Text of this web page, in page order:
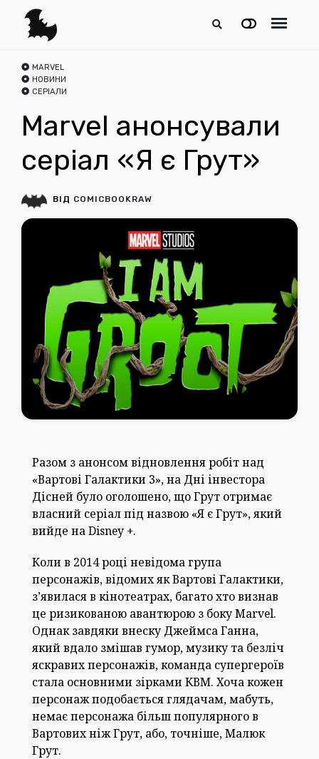
Разом з анонсом відновлення робіт над
«Вартові Галактики 3», на Дні інвестора
Дісней було оголошено, що Грут отримає
власний серіал під назвою «Я є Грут», який
вийде на Disney +.
Коли в 2014 році невідома група
персонажів, відомих як Вартові Галактики,
з’явилася в кінотеатрах, багато хто визнав
це ризикованою авантюрою з боку Marvel.
Однак завдяки внеску Джеймса Ганна,
який вдало змішав гумор, музику та безліч
яскравих персонажів, команда супергероїв
стала основними зірками КВМ. Хоча кожен
персонаж подобається глядачам, мабуть,
немає персонажа більш популярного в
Вартових ніж Грут, або, точніше, Малюк
Грут.
MARVEL
НОВИНИ
СЕРІАЛИ
Marvel анонсували
серіал «Я є Грут»
ВІД COMICBOOKRAW